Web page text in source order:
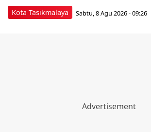
Kota Tasikmalaya Sabtu, 8 Agu 2026 - 09:26